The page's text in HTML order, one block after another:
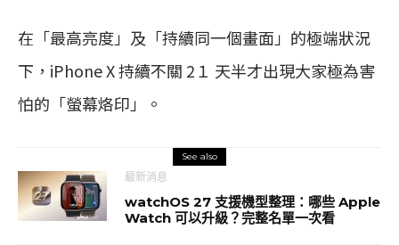
在「最高亮度」及「持續同一個畫面」的極端狀況
下，iPhone X 持續不關 2１ 天半才出現大家極為害
怕的「螢幕烙印」。
See also
最新消息
watchOS 27 支援機型整理：哪些 Apple
Watch 可以升級？完整名單一次看